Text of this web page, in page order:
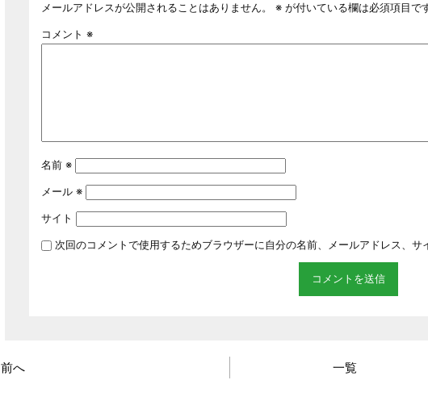
メールアドレスが公開されることはありません。 ※ が付いている欄は必須項目で
コメント ※
名前 ※
メール ※
サイト
次回のコメントで使用するためブラウザーに自分の名前、メールアドレス、サ
前へ 一覧